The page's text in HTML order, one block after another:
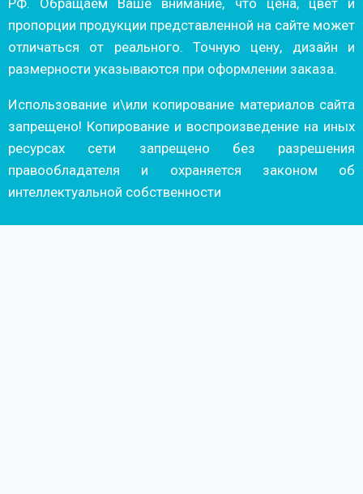
РФ. Обращаем Ваше внимание, что цена, цвет и
пропорции продукции представленной на сайте может
отличаться от реального. Точную цену, дизайн и
размерности указываются при оформлении заказа.
Использование и\или копирование материалов сайта
запрещено! Копирование и воспроизведение на иных
ресурсах сети запрещено без разрешения
правообладателя и охраняется законом об
интеллектуальной собственности